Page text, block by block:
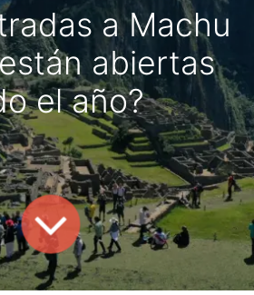
a Machu
abiertas
el año?